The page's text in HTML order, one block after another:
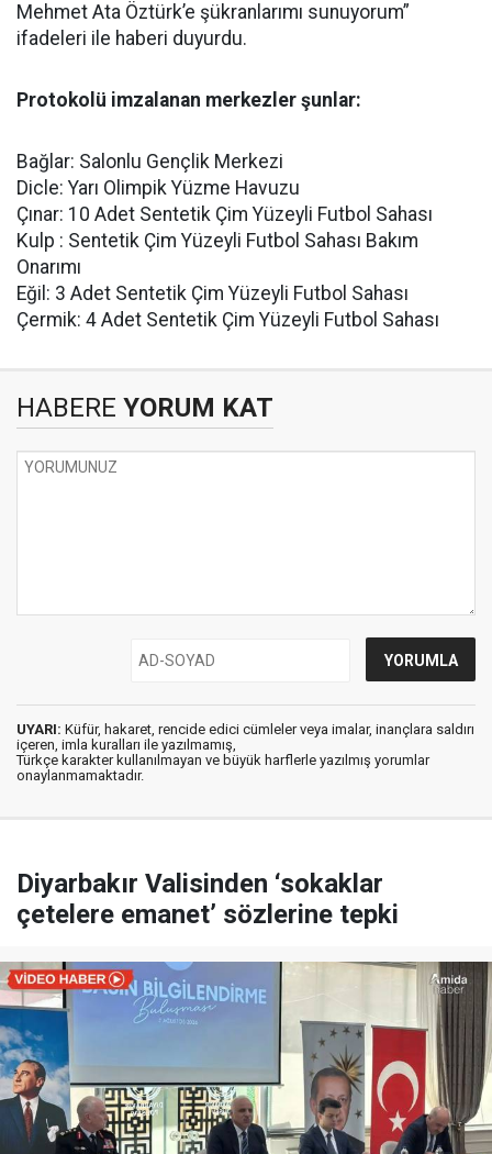
Mehmet Ata Öztürk’e şükranlarımı sunuyorum”
ifadeleri ile haberi duyurdu.
Protokolü imzalanan merkezler şunlar:
Bağlar: Salonlu Gençlik Merkezi
Dicle: Yarı Olimpik Yüzme Havuzu
Çınar: 10 Adet Sentetik Çim Yüzeyli Futbol Sahası
Kulp : Sentetik Çim Yüzeyli Futbol Sahası Bakım
Onarımı
Eğil: 3 Adet Sentetik Çim Yüzeyli Futbol Sahası
Çermik: 4 Adet Sentetik Çim Yüzeyli Futbol Sahası
HABERE YORUM KAT
UYARI: Küfür, hakaret, rencide edici cümleler veya imalar, inançlara saldırı
içeren, imla kuralları ile yazılmamış,
Türkçe karakter kullanılmayan ve büyük harflerle yazılmış yorumlar
onaylanmamaktadır.
Diyarbakır Valisinden ‘sokaklar
çetelere emanet’ sözlerine tepki